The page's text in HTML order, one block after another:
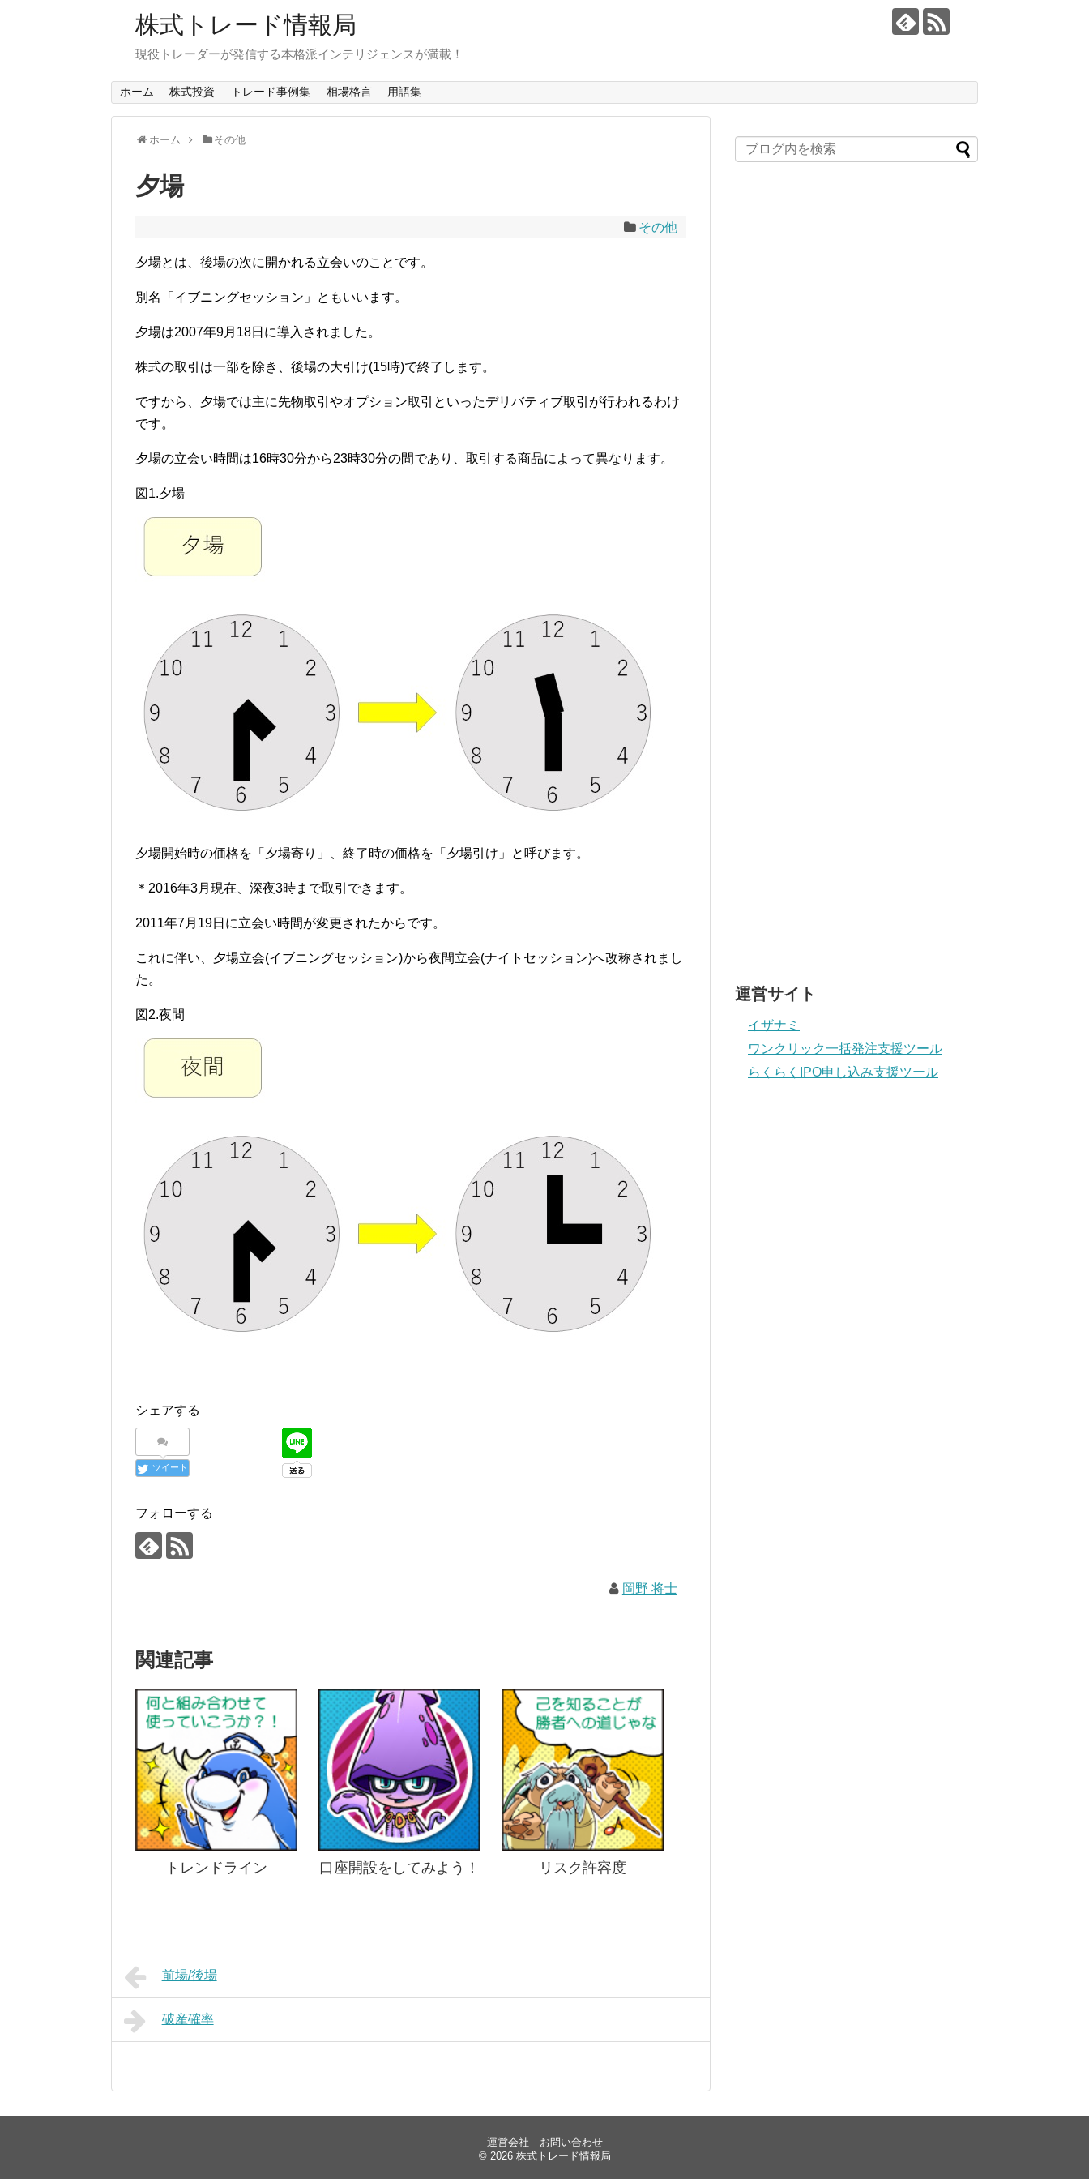
株式トレード情報局
現役トレーダーが発信する本格派インテリジェンスが満載！
ホーム 株式投資 トレード事例集 相場格言 用語集
ホーム その他
夕場
その他
夕場とは、後場の次に開かれる立会いのことです。
別名「イブニングセッション」ともいいます。
夕場は2007年9月18日に導入されました。
株式の取引は一部を除き、後場の大引け(15時)で終了します。
ですから、夕場では主に先物取引やオプション取引といったデリバティブ取引が行われるわけ
です。
夕場の立会い時間は16時30分から23時30分の間であり、取引する商品によって異なります。
図1.夕場
夕場開始時の価格を「夕場寄り」、終了時の価格を「夕場引け」と呼びます。
＊2016年3月現在、深夜3時まで取引できます。
2011年7月19日に立会い時間が変更されたからです。
これに伴い、夕場立会(イブニングセッション)から夜間立会(ナイトセッション)へ改称されまし
た。
図2.夜間
シェアする
ツイート
フォローする
岡野 将士
関連記事
トレンドライン 口座開設をしてみよう！ リスク許容度
前場/後場
破産確率
運営サイト
イザナミ
ワンクリック一括発注支援ツール
らくらくIPO申し込み支援ツール
運営会社
お問い合わせ
© 2026 株式トレード情報局